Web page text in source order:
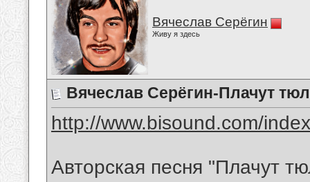
Вячеслав Серёгин
Живу я здесь
Вячеслав Серёгин-Плачут
http://www.bisound.com/
Авторская песня "Плачут